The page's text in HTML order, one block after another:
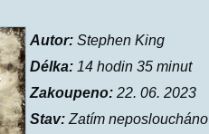
Autor: Stephen King
Délka: 14 hodin 35 minut
Zakoupeno: 22. 06. 2023
Stav: Zatím neposloucháno